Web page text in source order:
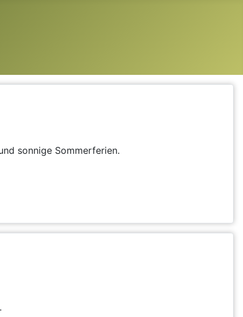
sonnige Sommerferien.
.